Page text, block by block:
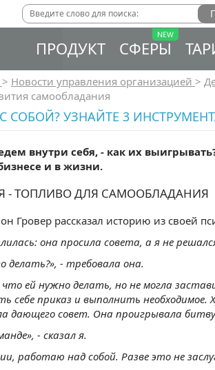
ПРОДУКТ СФЕРЫ
> Новости управления организацией >
самообладания
СОБОЙ? УЗНАЙТЕ 3
внутри себя, - как их
и в жизни.
- ТОПЛИВО ДЛЯ САМООБЛАДАНИЯ
Гровер рассказал историю из своей
она просила совета, а я не
делать?», - требовала она.
что ей нужно делать, но не могла
себе приказ и выполнить необходимое.
дающего совет. Она проигрывала битву
- сказал я.
работаю над собой. Разве это не